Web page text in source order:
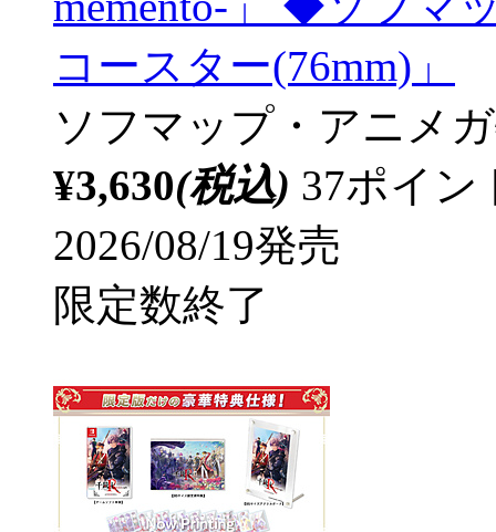
コースター(76mm)」
ソフマップ・アニメ
¥3,630(税込) 37ポイ
2026/08/19発売
限定数終了